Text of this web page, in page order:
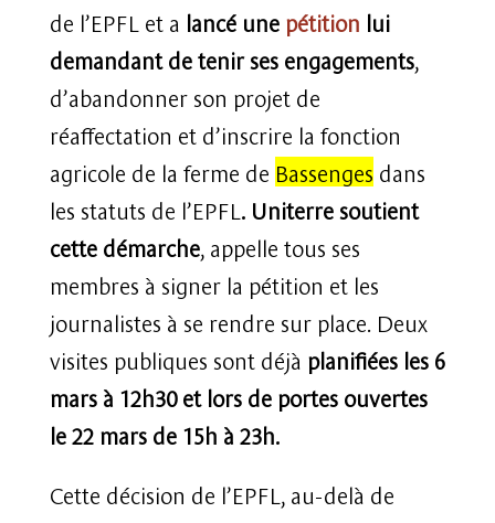
de l’EPFL et a lancé une pétition lui
demandant de tenir ses engagements,
d’abandonner son projet de
réaffectation et d’inscrire la fonction
agricole de la ferme de Bassenges dans
les statuts de l’EPFL . Uniterre soutient
cette démarche, appelle tous ses
membres à signer la pétition et les
journalistes à se rendre sur place. Deux
visites publiques sont déjà planifiées les 6
mars à 12h30 et lors de portes ouvertes
le 22 mars de 15h à 23h.
Cette décision de l’EPFL, au-delà de